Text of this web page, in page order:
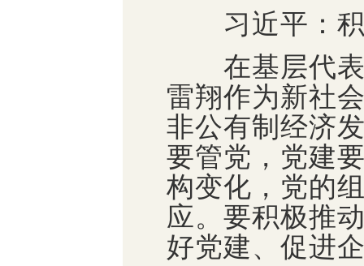
习近平：积
在基层代表
雷翔作为新社
非公有制经济
要管党，党建
构变化，党的
应。要积极推
好党建、促进